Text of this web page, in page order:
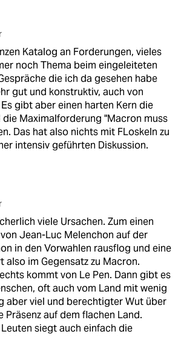
Katalog an Forderungen, vieles
noch Thema beim eingeleiteten
die ich da gesehen habe
gut und konstruktiv, auch von
gibt aber einen harten Kern die
die Maximalforderung "Macron muss
Das hat also nichts mit FLoskeln zu
intensiv geführten Diskussion.
viele Ursachen. Zum einen
Jean-Luc Melenchon auf der
in den Vorwahlen rausflog und eine
also im Gegensatz zu Macron.
kommt von Le Pen. Dann gibt es
oft auch vom Land mit wenig
aber viel und berechtigter Wut über
Präsenz auf dem flachen Land.
siegt auch einfach die